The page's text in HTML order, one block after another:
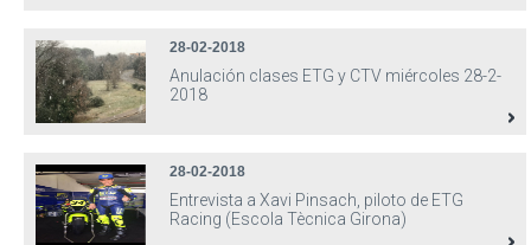
28-02-2018
Anulación clases ETG y CTV miércoles 28-2-
2018
28-02-2018
Entrevista a Xavi Pinsach, piloto de ETG
Racing (Escola Tècnica Girona)